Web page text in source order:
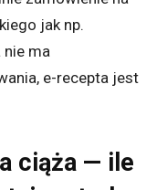
jak np.
nie ma
e-recepta jest
ciąża — ile